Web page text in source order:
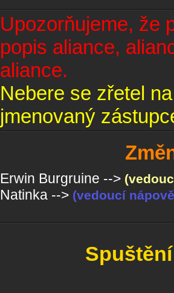
Upozorňujeme, že
popis aliance,
aliance.
Nebere se zřetel
jmenovaný
Erwin Burgruine -->
Natinka --> (vedoucí